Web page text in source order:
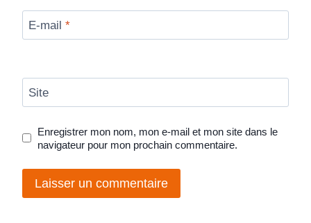
E-mail *
Site
Enregistrer mon nom, mon e-mail et mon site dans le
navigateur pour mon prochain commentaire.